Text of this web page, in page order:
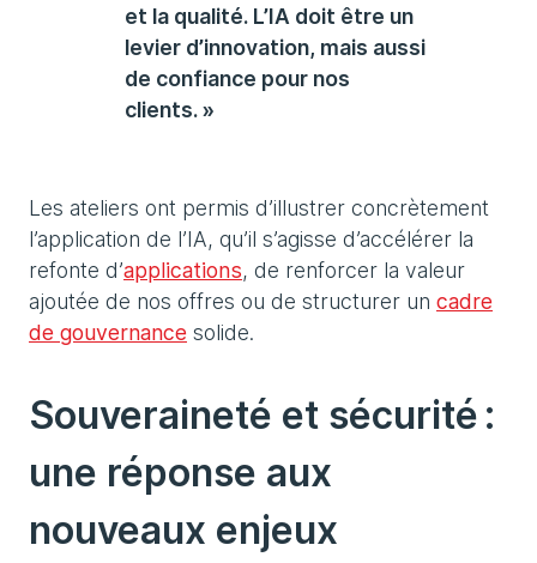
et la qualité. L’IA doit être un
levier d’innovation, mais aussi
de confiance pour nos
clients. »
Les ateliers ont permis d’illustrer concrètement
l’application de l’IA, qu’il s’agisse d’accélérer la
refonte d’applications, de renforcer la valeur
ajoutée de nos offres ou de structurer un cadre
de gouvernance solide.
Souveraineté et sécurité :
une réponse aux
nouveaux enjeux